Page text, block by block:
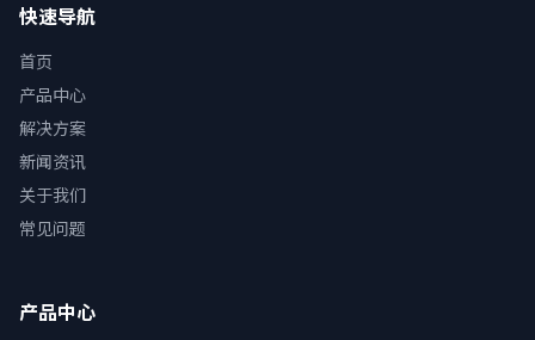
快速导航
首页
产品中心
解决方案
新闻资讯
关于我们
常见问题
产品中心